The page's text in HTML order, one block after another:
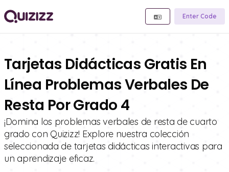
Enter Code
Tarjetas Didácticas Gratis En
Línea Problemas Verbales De
Resta Por Grado 4
¡Domina los problemas verbales de resta de cuarto
grado con Quizizz! Explore nuestra colección
seleccionada de tarjetas didácticas interactivas para
un aprendizaje eficaz.